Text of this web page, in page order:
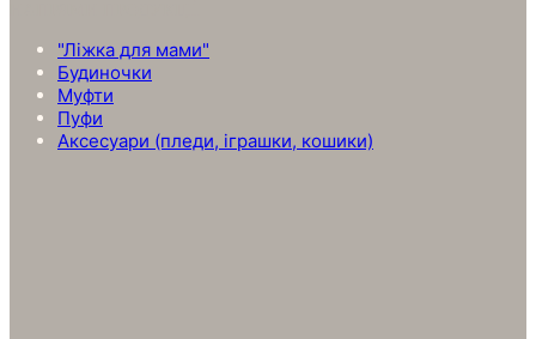
"Ліжка для мами"
Будиночки
Муфти
Пуфи
Аксесуари (пледи, іграшки, кошики)